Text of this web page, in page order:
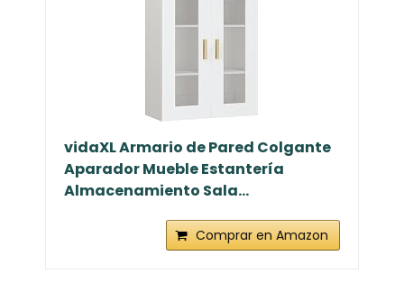
vidaXL Armario de Pared Colgante
Aparador Mueble Estantería
Almacenamiento Sala...
Comprar en Amazon